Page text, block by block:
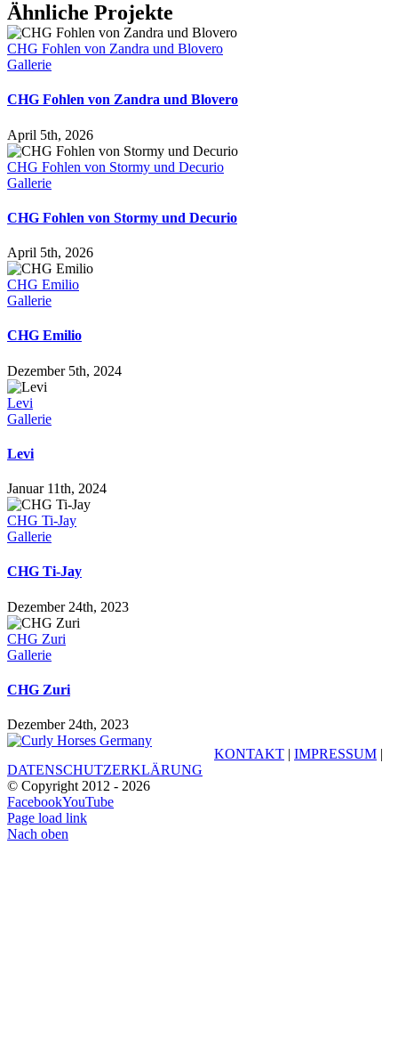
Ähnliche Projekte
CHG Fohlen von Zandra und Blovero
Gallerie
CHG Fohlen von Zandra und Blovero
April 5th, 2026
CHG Fohlen von Stormy und Decurio
Gallerie
CHG Fohlen von Stormy und Decurio
April 5th, 2026
CHG Emilio
Gallerie
CHG Emilio
Dezember 5th, 2024
Levi
Gallerie
Levi
Januar 11th, 2024
CHG Ti-Jay
Gallerie
CHG Ti-Jay
Dezember 24th, 2023
CHG Zuri
Gallerie
CHG Zuri
Dezember 24th, 2023
KONTAKT | IMPRESSUM |
DATENSCHUTZERKLÄRUNG
© Copyright 2012 - 2026
FacebookYouTube
Page load link
Nach oben